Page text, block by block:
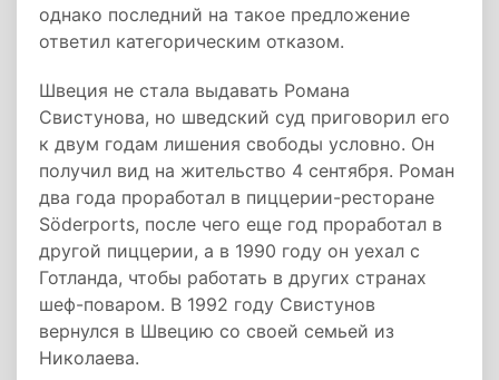
однако последний на такое предложение
ответил категорическим отказом.
Швеция не стала выдавать Романа
Свистунова, но шведский суд приговорил его
к двум годам лишения свободы условно. Он
получил вид на жительство 4 сентября. Роман
два года проработал в пиццерии-ресторане
Söderports, после чего еще год проработал в
другой пиццерии, а в 1990 году он уехал с
Готланда, чтобы работать в других странах
шеф-поваром. В 1992 году Свистунов
вернулся в Швецию со своей семьей из
Николаева.